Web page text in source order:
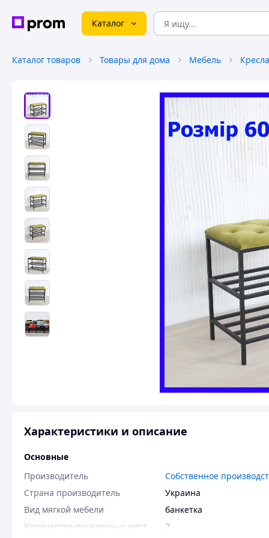
Каталог
Каталог товаров Товары для дома Мебель Кресла
Характеристики и описание
Основные
Производитель
Собственное
Страна производитель
Украина
Вид мягкой мебели
банкетка
Количество посадочных мест
2